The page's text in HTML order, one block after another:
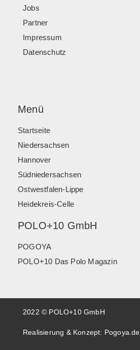
Jobs
Partner
Impressum
Datenschutz
Menü
Startseite
Niedersachsen
Hannover
Südniedersachsen
Ostwestfalen-Lippe
Heidekreis-Celle
POLO+10 GmbH
POGOYA
POLO+10 Das Polo Magazin
2022 © POLO+10 GmbH
Realisierung & Konzept: Pogoya.de